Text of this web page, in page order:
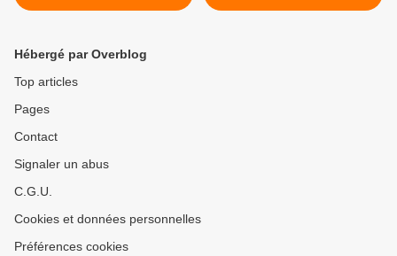
prvatisation d'Aéroport de
brioche >
Hébergé par Overblog
Top articles
Pages
Contact
Signaler un abus
C.G.U.
Cookies et données personnelles
Préférences cookies